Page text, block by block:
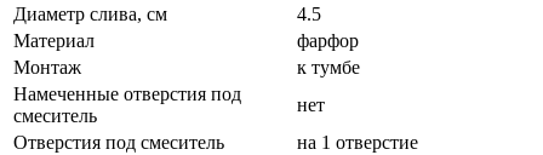
Диаметр слива, см
4.5
Материал
фарфор
Монтаж
к тумбе
Намеченные отверстия под
смеситель
нет
Отверстия под смеситель
на 1 отверстие